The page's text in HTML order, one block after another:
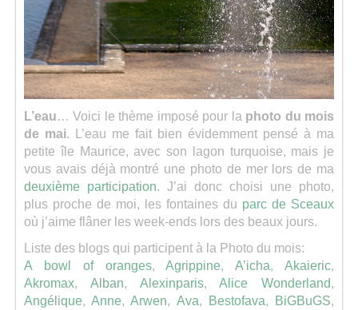
L’eau… Voici le thème imposé pour la photo du mois
de mai. L’eau me fait bien évidemment pensé à ma
petite île Maurice, avec son lagon turquoise, mais je
vous avais déjà montré une photo de mer lors de ma
deuxième participation. J’ai donc choisi une photo,
plus proche de moi, les fontaines du parc de Sceaux
où j’aime flâner les week-ends lors des beaux jours.
Liste des blogs qui participent à la Photo du mois:
A bowl of oranges,Agrippine,A’icha,Akaieric,
Akromax, Alban, Alexinparis,Alice Wonderland,
Angélique,Anne,Arwen, Ava, Bestofava, BiGBuGS,